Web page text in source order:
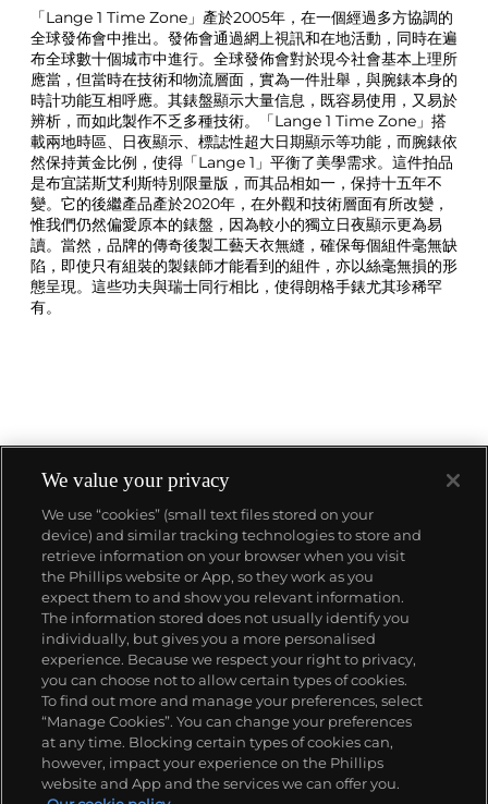
m
e
Z
o
n
e
C
n
「Lange 1 Time Zone」產於2005年，在一個經過多方協調的
全球發佈會中推出。發佈會通過網上視訊和在地活動，同時在遍
布全球數十個城市中進行。全球發佈會對於現今社會基本上理所
應當，但當時在技術和物流層面，實為一件壯舉，與腕錶本身的
時計功能互相呼應。其錶盤顯示大量信息，既容易使用，又易於
辨析，而如此製作不乏多種技術。「Lange 1 Time Zone」搭
載兩地時區、日夜顯示、標誌性超大日期顯示等功能，而腕錶依
然保持黃金比例，使得「Lange 1」平衡了美學需求。這件拍品
是布宜諾斯艾利斯特別限量版，而其品相如一，保持十五年不
變。它的後繼產品產於2020年，在外觀和技術層面有所改變，
惟我們仍然偏愛原本的錶盤，因為較小的獨立日夜顯示更為易
讀。當然，品牌的傳奇後製工藝天衣無縫，確保每個組件毫無缺
陷，即使只有組裝的製錶師才能看到的組件，亦以絲毫無損的形
態呈現。這些功夫與瑞士同行相比，使得朗格手錶尤其珍稀罕
有。
關於我們
富藝斯服務
政策
精彩一刻 不容錯過
We value your privacy
We use “cookies” (small text files stored on your
device) and similar tracking technologies to store and
retrieve information on your browser when you visit
the Phillips website or App, so they work as you
expect them to and show you relevant information.
The information stored does not usually identify you
individually, but gives you a more personalised
experience. Because we respect your right to privacy,
you can choose not to allow certain types of cookies.
To find out more and manage your preferences, select
“Manage Cookies”. You can change your preferences
at any time. Blocking certain types of cookies can,
however, impact your experience on the Phillips
website and App and the services we can offer you.